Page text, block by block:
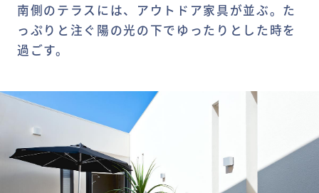
南側のテラスには、アウトドア家具が並ぶ。た
っぷりと注ぐ陽の光の下でゆったりとした時を
過ごす。